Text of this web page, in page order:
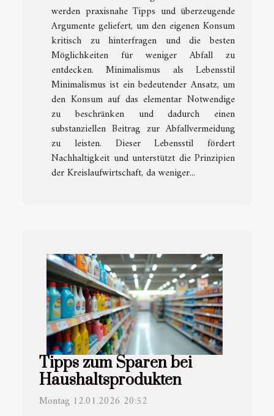
werden praxisnahe Tipps und überzeugende
Argumente geliefert, um den eigenen Konsum
kritisch zu hinterfragen und die besten
Möglichkeiten für weniger Abfall zu
entdecken. Minimalismus als Lebensstil
Minimalismus ist ein bedeutender Ansatz, um
den Konsum auf das elementar Notwendige
zu beschränken und dadurch einen
substanziellen Beitrag zur Abfallvermeidung
zu leisten. Dieser Lebensstil fördert
Nachhaltigkeit und unterstützt die Prinzipien
der Kreislaufwirtschaft, da weniger...
Tipps zum Sparen bei
Haushaltsprodukten
Montag 12.01.2026 20:52